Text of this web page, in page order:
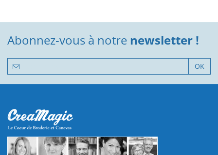
Abonnez-vous à notre newsletter !
OK